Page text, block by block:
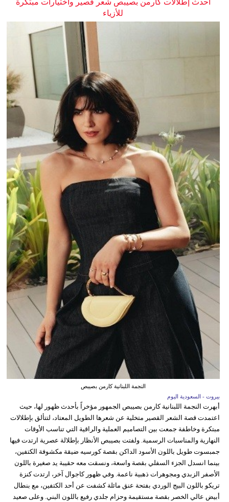
للأزياء
النجمة اللبنانية كارمن بصيبص
بيروت - السعودية اليوم
أبهرت النجمة اللبنانية كارمن بصيبص الجمهور مؤخراً بأحدث ظهور لها، حيث
اعتمدت قصة الشعر القصير متخلية عن شعرها الطويل المعتاد، لتتألق بإطلالات
مبتكرة وخاطفة جمعت بين التصاميم العملية والراقية التي تناسب الأوقات
النهارية والمناسبات الرسمية. ولفتت بصيبص الأنظار بإطلالة عصرية ارتدت فيها
جمبسوت طويل باللون الأسود الداكن بقصة كورسيه ضيقة مكشوفة الكتفين،
بينما انسدل الجزء السفلي بقصة واسعة، ونسقت معه حقيبة يد صغيرة باللون
الأصفر الزبدي ومجوهرات ذهبية ناعمة. وفي ظهور كاجوال آخر، ارتدت كنزة
تريكو باللون البيج الوردي بفتحة عنق مائلة كشفت عن أحد الكتفين، مع بنطال
أبيض عالي الخصر بقصة مستقيمة وحزام جلدي رفيع باللون البني. وعلى صعيد